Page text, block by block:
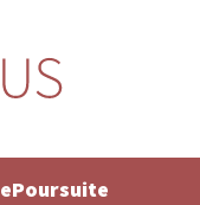
ePoursuite